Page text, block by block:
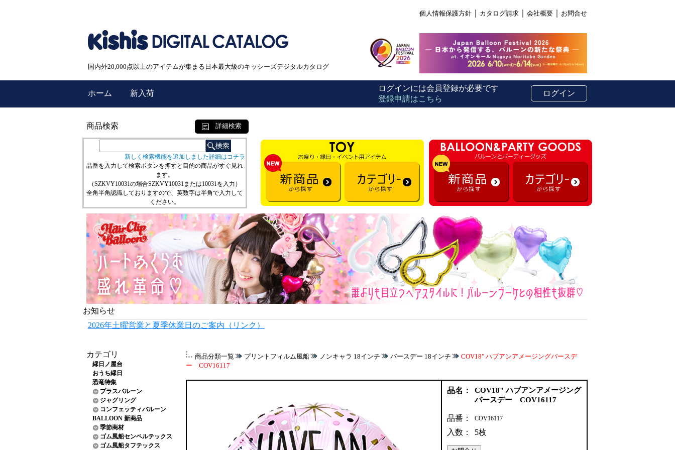
個人情報保護方針 カタログ請求 会社概要 お問合せ
国内外20,000点以上のアイテムが集まる日本最大級のキッシーズデジタルカタログ
ホーム 新入荷
ログインには会員登録が必要です
登録申請はこちら
ログイン
商品検索 詳細検索
新しく検索機能を追加しました詳細はコチラ
品番を入力して検索ボタンを押すと目的の商品がすぐ見れ
ます。
（SZKVY10031の場合SZKVY10031または10031を入力）
全角半角認識しておりますので、英数字は半角で入力して
ください。
お知らせ
2026年土曜営業と夏季休業日のご案内（リンク）
カテゴリ
縁日ノ屋台
おうち縁日
恐竜特集
プラスバルーン
ジャグリング
コンフェッティバルーン
BALLOON 新商品
季節商材
ゴム風船センペルテックス
ゴム風船タフテックス
商品分類一覧 プリントフィルム風船 ノンキャラ 18インチ バースデー 18インチ
COV18" ハブアンアメージングバースデ
ー COV16117
品名：
COV18" ハブアンアメージング
バースデー COV16117
品番： COV16117
入数： 5枚